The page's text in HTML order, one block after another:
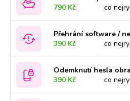
790 Kč
co
Přehrání software /
390 Kč
co
Odemknutí hesla
390 Kč
co